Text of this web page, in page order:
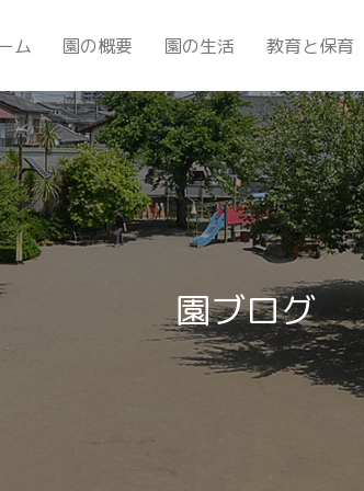
ム 園の概要 園の生活 教育と保育
園ブログ